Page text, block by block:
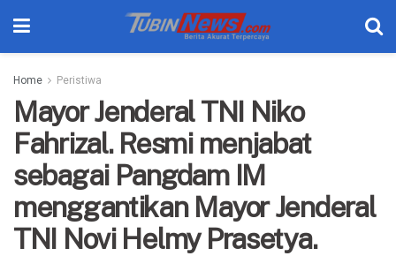
Home Peristiwa
Mayor Jenderal TNI Niko
Fahrizal. Resmi menjabat
sebagai Pangdam IM
menggantikan Mayor Jenderal
TNI Novi Helmy Prasetya.